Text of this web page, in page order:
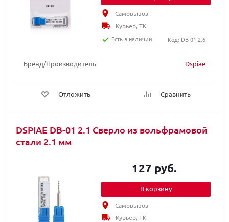
Бренд/Производитель Dspiae
Отложить Сравнить
Самовывоз
Курьер, ТК
Есть в наличии
Код: DB-01-2.6
DSPIAE DB-01 2.1 Сверло из вольфрамовой
стали 2.1 мм
127 руб.
В корзину
Самовывоз
Курьер, ТК